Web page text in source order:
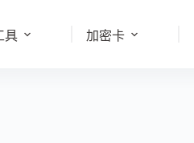
具 加密卡